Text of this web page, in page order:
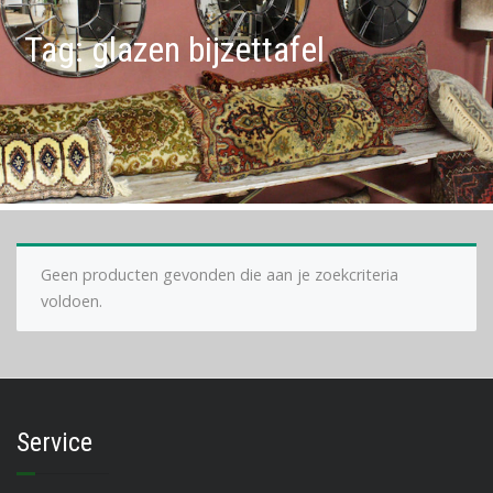
Tag:glazen bijzettafel
Geen producten gevonden die aan je zoekcriteria
voldoen.
Service